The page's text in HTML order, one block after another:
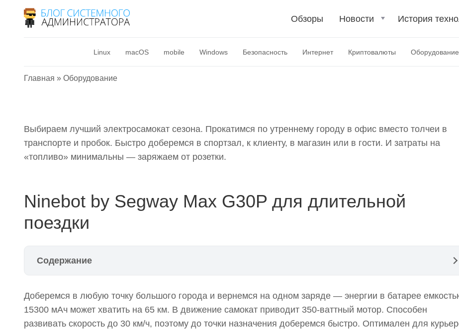
Обзоры Новости История
Linux macOS mobile Windows Безопасность Интернет Криптовалюты Оборудование
Главная » Оборудование
Оборудование Прочее
6 лучших электросамокатов 2024
12 апреля 2023
Выбираем лучший электросамокат сезона. Прокатимся по утреннему городу в офис вместо толчеи в
транспорте и пробок. Быстро доберемся в спортзал, к клиенту, в магазин или в гости. И затраты на
«топливо» минимальны — заряжаем от розетки.
Ninebot by Segway Max G30P для длительной
поездки
Содержание
Xiaomi Mi Electric Scooter Pro 2 для ежедневных разъездов по городу
Hoverbot BS-02-PRO — грузоподъемность и скорость на высоте
Доберемся в любую точку большого города и вернемся на одном заряде — энергии в батарее
15300 мАч может хватить на 65 км. В движение самокат приводит 350-ваттный мотор. Способен
развивать скорость до 30 км/ч, поэтому до точки назначения доберемся быстро. Оптимален для